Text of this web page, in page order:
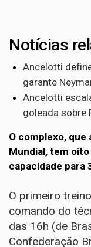
Notícias
Ancelotti
garante
Ancelotti
goleada sobre
O complexo, que
Mundial, tem
capacidade para
O primeiro
comando do
das 16h (de
Confederação